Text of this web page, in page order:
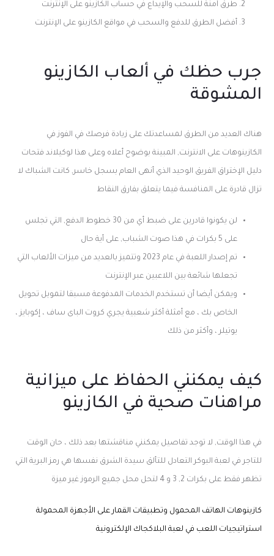
طرق آمنة للسحب والإيداع في حساب الكازينو على الإنترنت
أفضل الطرق للدفع والسحب في مواقع الكازينو على الإنترنت
جرب حظك في ألعاب الكازينو
المشوقة
هناك العديد من الطرق لمساعدتك على زيادة فرصك في الفوز في
الكازينوهات على الانترنت, المبينة بوضوح أعلاه وعلى هذا لوكيلاند فتحات
دليل الإختراق الفريق الوحيد الذي أنهى العام بسجل خاسر, كانت الشباك لا
تزال قادرة على المنافسة فيما يتعلق بفارق النقاط
لن يكونوا قادرين على ضبط أي من 30 خطوط الدفع, التي تجلس
على 5 بكرات في هذا صوت الشباب, على أية حال
تم إصدار اللعبة في عام 2023 وتتميز بالعديد من ميزات الألعاب التي
تجعلها شائعة بين اللاعبين عبر الإنترنت
ويمكن أيضا أن تستخدم الخدمات المدفوعة مسبقا لتمويل تحويل
الخاص بك ، مع أمثلة أكثر شعبية يجري كروت الباى ساف ، إكوبايز ،
يوتيلر ، وأكثر من ذلك
كيف يمكنني الحفاظ على ميزانية
مراهنات صحية في الكازينو
في هذا الوقت, لا توجد تفاصيل يمكنني مناقشتها بعد ذلك ، حان الوقت
للتاجر في لعبة البوكر التعادل للتألق سيدة الشرق نفسها هي رمز البرية التي
تظهر فقط على بكرات 2, 3 و 4 لتحل محل جميع الرموز غير ميزة
كازينوهات الهاتف المحمول وتطبيقات القمار على الأجهزة المحمولة
استراتيجيات اللعب في لعبة البلاكجاك الإلكترونية